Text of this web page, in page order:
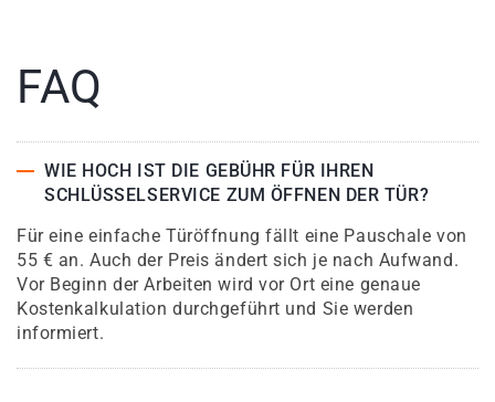
FAQ
WIE HOCH IST DIE GEBÜHR FÜR IHREN
SCHLÜSSELSERVICE ZUM ÖFFNEN DER TÜR?
Für eine einfache Türöffnung fällt eine Pauschale von
55 € an. Auch der Preis ändert sich je nach Aufwand.
Vor Beginn der Arbeiten wird vor Ort eine genaue
Kostenkalkulation durchgeführt und Sie werden
informiert.